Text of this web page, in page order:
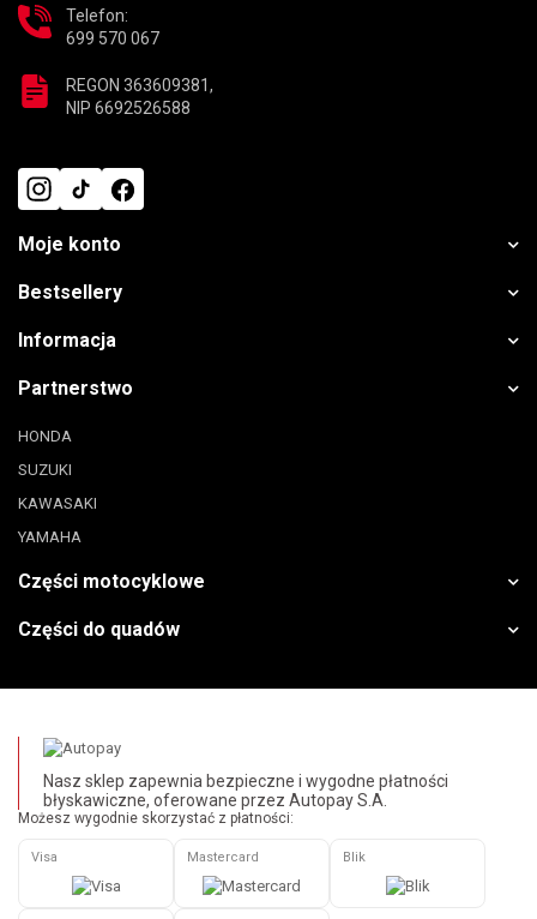
Telefon:
699 570 067
REGON 363609381,
NIP 6692526588
Moje konto
Bestsellery
Informacja
Partnerstwo
HONDA
SUZUKI
KAWASAKI
YAMAHA
Części motocyklowe
Części do quadów
Nasz sklep zapewnia bezpieczne i wygodne płatności
błyskawiczne, oferowane przez Autopay S.A.
Możesz wygodnie skorzystać z płatności:
Visa Mastercard Blik